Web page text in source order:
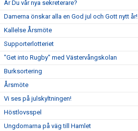
Är Du vår nya sekreterare?
Damerna önskar alla en God jul och Gott nytt år!
Kallelse Årsmöte
Supporterlotteriet
"Get into Rugby" med Västervångskolan
Burksortering
Årsmöte
Vi ses på julskyltningen!
Höstlovsspel
Ungdomarna på väg till Hamlet